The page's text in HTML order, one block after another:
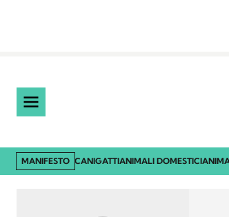
MANIFESTO CANIGATTIANIMALI DOMESTICI